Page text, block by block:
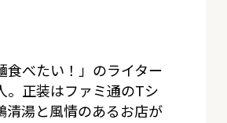
食べたい！」のライター
。正装はファミ通のTシ
清湯と風情のあるお店が